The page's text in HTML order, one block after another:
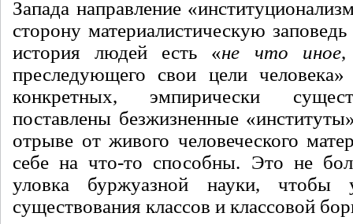
Запада направление
сторону материалистическую
история людей есть «не что иное,
преследующего свои цели
конкретных, эмпирически
поставлены безжизненные
отрыве от живого человеческого
себе на что-то способны. Это не
уловка буржуазной науки, чтобы
существования классов и классовой